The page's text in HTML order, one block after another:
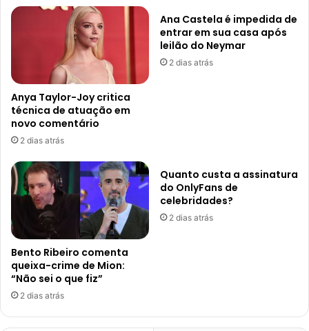
Anya Taylor-Joy critica
técnica de atuação em
novo comentário
2 dias atrás
Ana Castela é impedida de
entrar em sua casa após
leilão do Neymar
2 dias atrás
Bento Ribeiro comenta
queixa-crime de Mion:
“Não sei o que fiz”
2 dias atrás
Quanto custa a assinatura
do OnlyFans de
celebridades?
2 dias atrás